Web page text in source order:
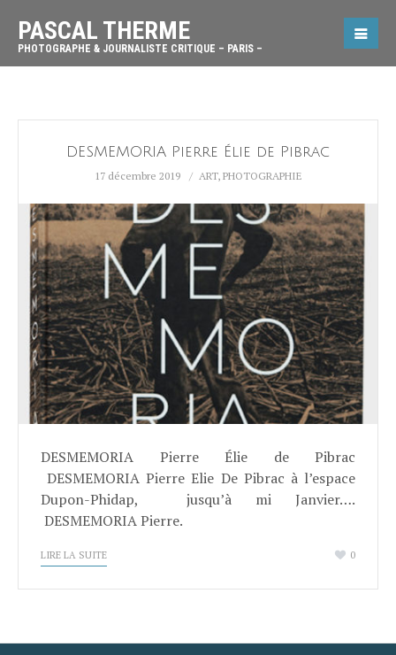
PASCAL THERME
PHOTOGRAPHE & JOURNALISTE CRITIQUE – PARIS –
DESMEMORIA Pierre Élie de Pibrac
17 décembre 2019 ART, PHOTOGRAPHIE
DESMEMORIA Pierre Élie de Pibrac
DESMEMORIA Pierre Elie De Pibrac à l’espace
Dupon-Phidap, jusqu’à mi Janvier….
DESMEMORIA Pierre.
LIRE LA SUITE 0